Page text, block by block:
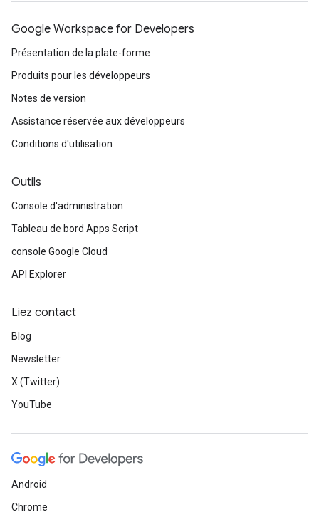
Google Workspace for Developers
Présentation de la plate-forme
Produits pour les développeurs
Notes de version
Assistance réservée aux développeurs
Conditions d'utilisation
Outils
Console d'administration
Tableau de bord Apps Script
console Google Cloud
API Explorer
Liez contact
Blog
Newsletter
X (Twitter)
YouTube
Android
Chrome